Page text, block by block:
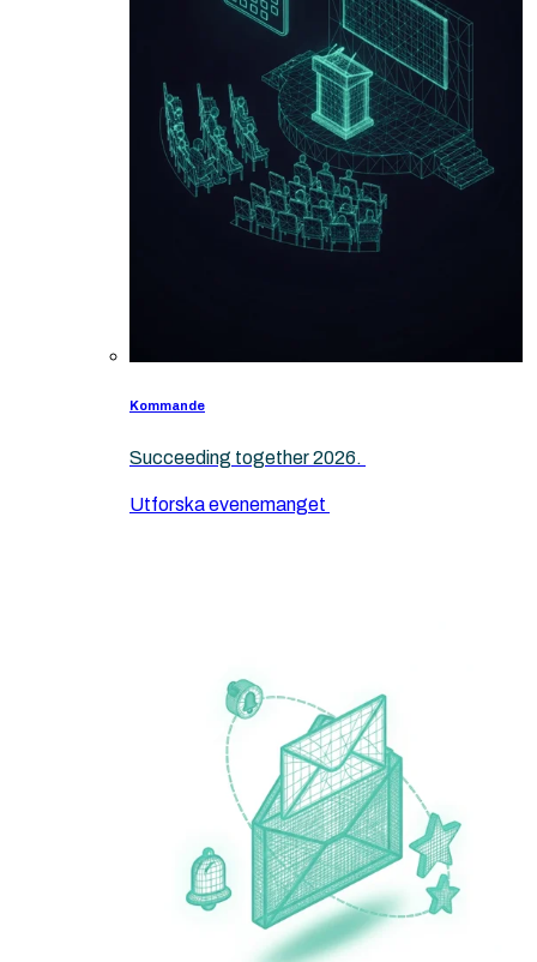
Kommande
Succeeding together 2026.
Utforska evenemanget